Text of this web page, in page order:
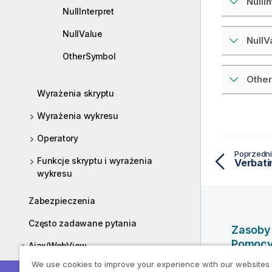
NullInterpret
NullValue
OtherSymbol
Wyrażenia skryptu
Wyrażenia wykresu
Operatory
Funkcje skryptu i wyrażenia
wykresu
Zabezpieczenia
Często zadawane pytania
Ajax/WebView
Zasoby
Filmy
We use cookies to improve your experience with our websites